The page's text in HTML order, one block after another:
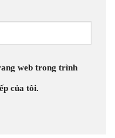
web trong trình
của tôi.